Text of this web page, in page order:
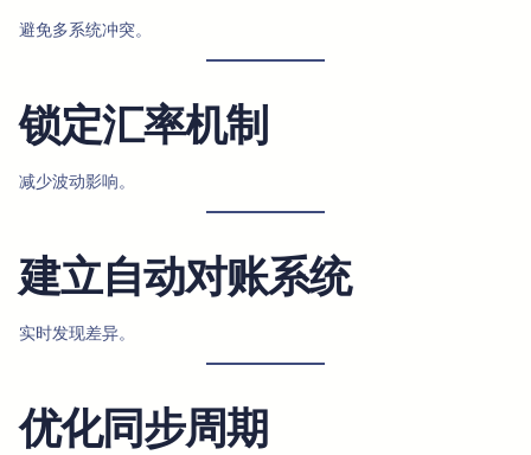
避免多系统冲突。
锁定汇率机制
减少波动影响。
建立自动对账系统
实时发现差异。
优化同步周期